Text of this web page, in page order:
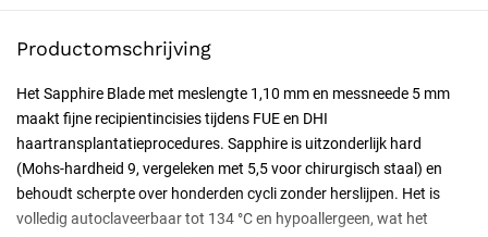
Geschiktheid Herbruikbaar, Steriliseerbaar
Productomschrijving
Het Sapphire Blade met meslengte 1,10 mm en messneede 5 mm
maakt fijne recipientincisies tijdens FUE en DHI
haartransplantatieprocedures. Sapphire is uitzonderlijk hard
(Mohs-hardheid 9, vergeleken met 5,5 voor chirurgisch staal) en
behoudt scherpte over honderden cycli zonder herslijpen. Het is
volledig autoclaveerbaar tot 134 °C en hypoallergeen, wat het